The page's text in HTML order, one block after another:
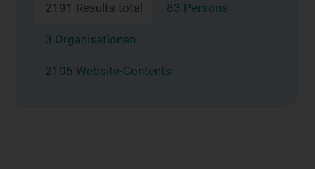
2191 Results total 83 Persons
3 Organisationen
2105 Website-Contents